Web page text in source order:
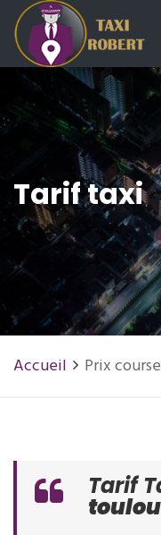
Tarif taxi
Accueil Prix
Tarif